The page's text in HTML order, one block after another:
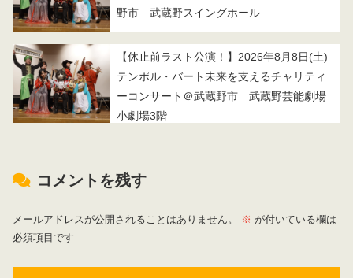
野市 武蔵野スイングホール
【休止前ラスト公演！】2026年8月8日(土)
テンポル・バート未来を支えるチャリティ
ーコンサート＠武蔵野市 武蔵野芸能劇場
小劇場3階
コメントを残す
メールアドレスが公開されることはありません。 ※ が付いている欄は
必須項目です